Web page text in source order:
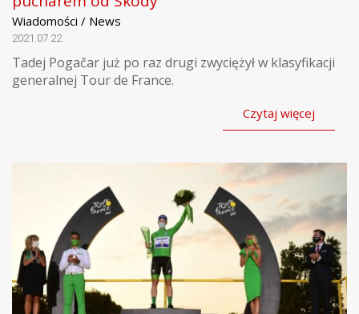
Wiadomości / News
2021.07.22
Tadej Pogačar już po raz drugi zwyciężył w klasyfikacji
generalnej Tour de France.
Czytaj więcej